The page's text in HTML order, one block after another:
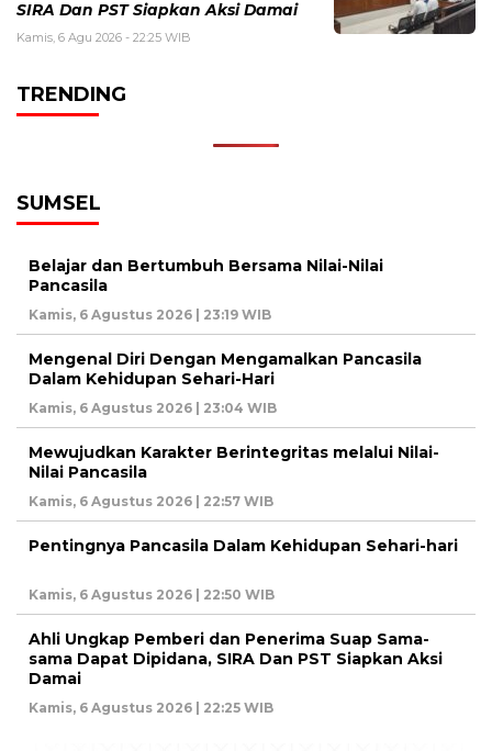
SIRA Dan PST Siapkan Aksi Damai
Kamis, 6 Agu 2026 - 22:25 WIB
TRENDING
SUMSEL
Belajar dan Bertumbuh Bersama Nilai-Nilai
Pancasila
Kamis, 6 Agustus 2026 | 23:19 WIB
Mengenal Diri Dengan Mengamalkan Pancasila
Dalam Kehidupan Sehari-Hari
Kamis, 6 Agustus 2026 | 23:04 WIB
Mewujudkan Karakter Berintegritas melalui Nilai-
Nilai Pancasila
Kamis, 6 Agustus 2026 | 22:57 WIB
Pentingnya Pancasila Dalam Kehidupan Sehari-hari
Kamis, 6 Agustus 2026 | 22:50 WIB
Ahli Ungkap Pemberi dan Penerima Suap Sama-
sama Dapat Dipidana, SIRA Dan PST Siapkan Aksi
Damai
Kamis, 6 Agustus 2026 | 22:25 WIB